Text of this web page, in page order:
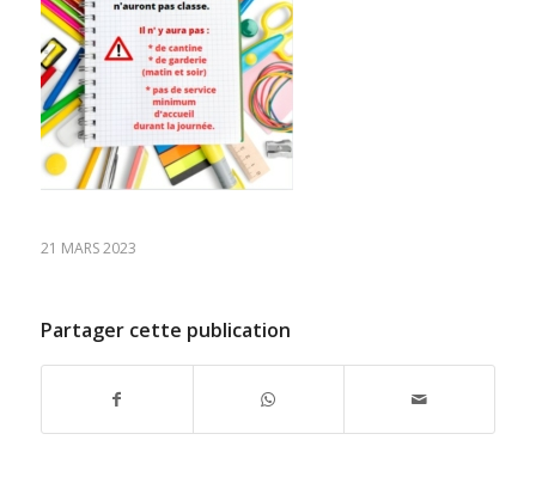
21 MARS 2023
Partager cette publication